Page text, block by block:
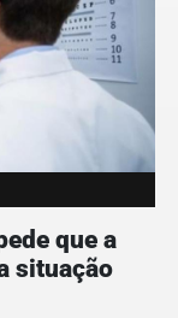
que a
situação